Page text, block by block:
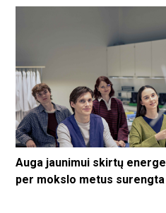
Auga jaunimui skirtų
per mokslo metus surengta